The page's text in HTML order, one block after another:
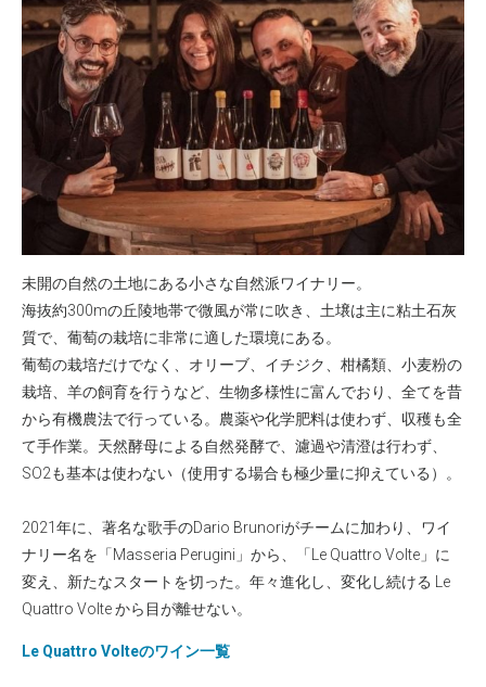
未開の自然の土地にある小さな自然派ワイナリー。
海抜約300mの丘陵地帯で微風が常に吹き、土壌は主に粘土石灰
質で、葡萄の栽培に非常に適した環境にある。
葡萄の栽培だけでなく、オリーブ、イチジク、柑橘類、小麦粉の
栽培、羊の飼育を行うなど、生物多様性に富んでおり、全てを昔
から有機農法で行っている。農薬や化学肥料は使わず、収穫も全
て手作業。天然酵母による自然発酵で、濾過や清澄は行わず、
SO2も基本は使わない（使用する場合も極少量に抑えている）。
2021年に、著名な歌手のDario Brunoriがチームに加わり、ワイ
ナリー名を「Masseria Perugini」から、「Le Quattro Volte」に
変え、新たなスタートを切った。年々進化し、変化し続ける Le
Quattro Volte から目が離せない。
Le Quattro Volteのワイン一覧